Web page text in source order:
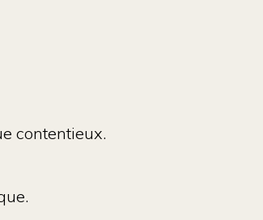
contentieux.